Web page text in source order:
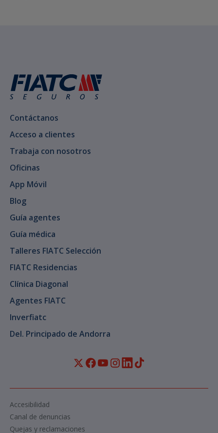
Contáctanos
Acceso a clientes
Trabaja con nosotros
Oficinas
App Móvil
Blog
Guía agentes
Guía médica
Talleres FIATC Selección
FIATC Residencias
Clínica Diagonal
Agentes FIATC
Inverfiatc
Del. Principado de Andorra
Quejas y reclamaciones
Canal de denuncias
Accesibilidad